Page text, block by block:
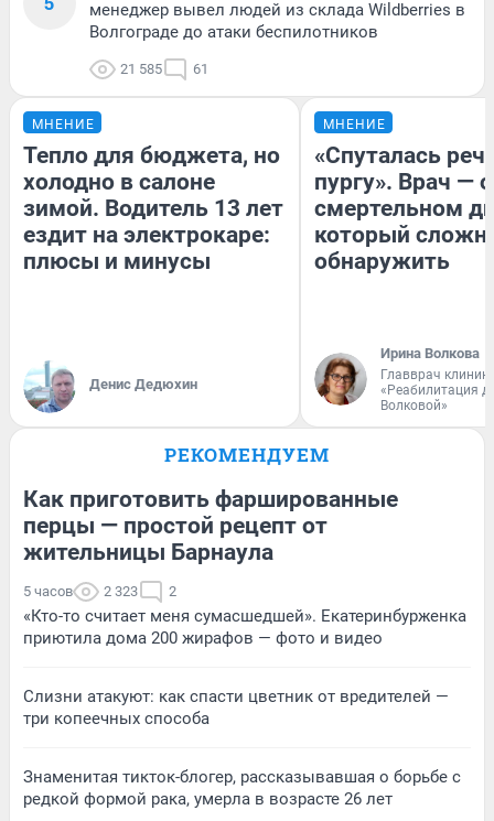
менеджер вывел людей из склада Wildberries в
Волгограде до атаки беспилотников
21 585 61
МНЕНИЕ
Тепло для бюджета, но
холодно в салоне
зимой. Водитель 13 лет
ездит на электрокаре:
плюсы и минусы
Денис Дедюхин
МНЕНИЕ
«Спуталась
пургу». Врач — о
смертельном
который
обнаружить
Ирина Волкова
Главврач
«Реабилитация
Волковой»
РЕКОМЕНДУЕМ
Как приготовить фаршированные
перцы — простой рецепт от
жительницы Барнаула
5 часов 2 323 2
«Кто-то считает меня сумасшедшей». Екатеринбурженка
приютила дома 200 жирафов — фото и видео
Слизни атакуют: как спасти цветник от вредителей —
три копеечных способа
Знаменитая тикток-блогер, рассказывавшая о борьбе с
редкой формой рака, умерла в возрасте 26 лет